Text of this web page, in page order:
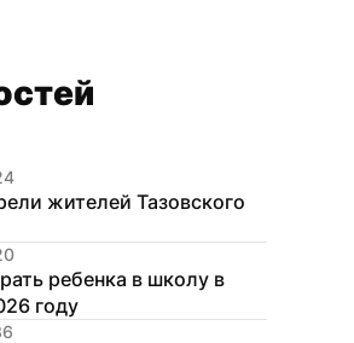
жителей Тазовского
ребенка в школу в
году